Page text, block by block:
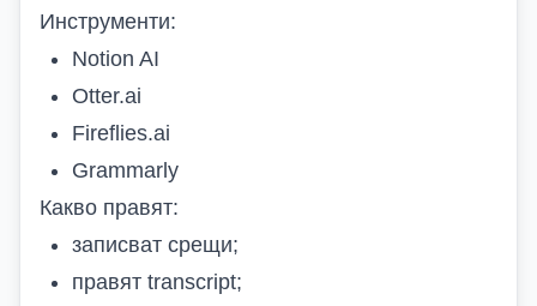
Инструменти:
Notion AI
Otter.ai
Fireflies.ai
Grammarly
Какво правят:
записват срещи;
правят transcript;